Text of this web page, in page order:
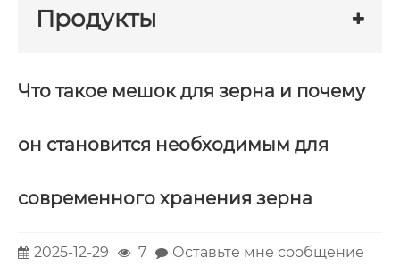
Продукты
Что такое мешок для зерна и почему
он становится необходимым для
современного хранения зерна
2025-12-29 7
Оставьте мне сообщение